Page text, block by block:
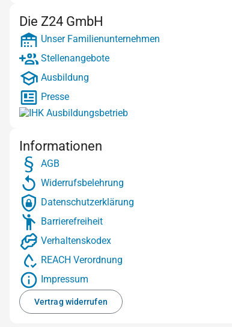
Die Z24 GmbH
Unser Familienunternehmen
Stellenangebote
Ausbildung
Presse
Informationen
AGB
Widerrufsbelehrung
Datenschutzerklärung
Barrierefreiheit
Verhaltenskodex
REACH Verordnung
Impressum
Vertrag widerrufen